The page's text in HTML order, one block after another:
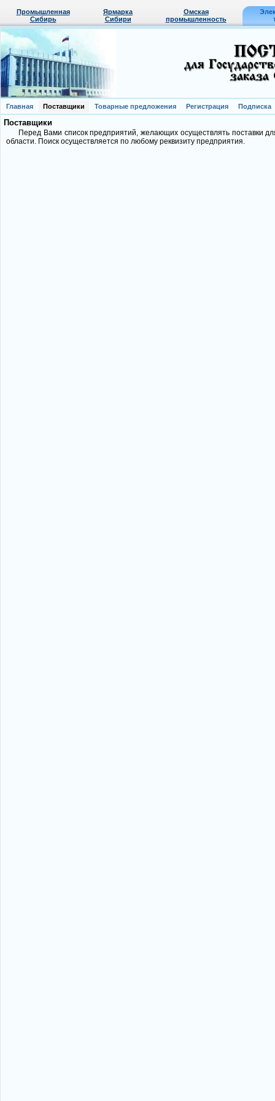
Промышленная
Сибирь
Ярмарка
Сибири
Омская
промышленность
Главная Поставщики Товарные предложения Регистрация Подписка
Поставщики
Перед Вами список предприятий, желающих осуществлять поставки
области. Поиск осуществляется по любому реквизиту предприятия.